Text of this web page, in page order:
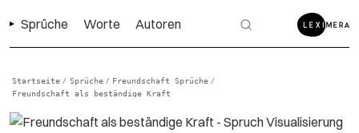
Sprüche Worte Autoren
Startseite / Sprüche / Freundschaft Sprüche /
Freundschaft als beständige Kraft